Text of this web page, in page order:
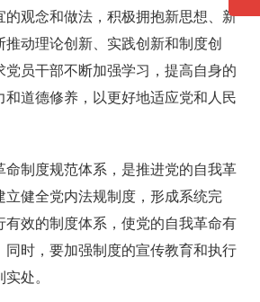
的观念和做法，积极拥抱新思想、新
推动理论创新、实践创新和制度创
党员干部不断加强学习，提高自身的
和道德修养，以更好地适应党和人民
命制度规范体系，是推进党的自我革
立健全党内法规制度，形成系统完
有效的制度体系，使党的自我革命有
同时，要加强制度的宣传教育和执行
处。